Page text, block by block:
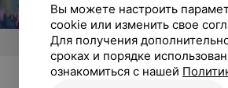
Вы можете настроить
cookie или изменить свое
Для получения
сроках и порядке
ознакомиться с нашей